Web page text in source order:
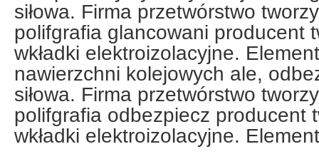
siłowa. Firma przetwórstwo
polifgrafia glancowani producent
wkładki elektroizolacyjne.
nawierzchni kolejowych ale,
siłowa. Firma przetwórstwo
polifgrafia odbezpiecz producent
wkładki elektroizolacyjne.